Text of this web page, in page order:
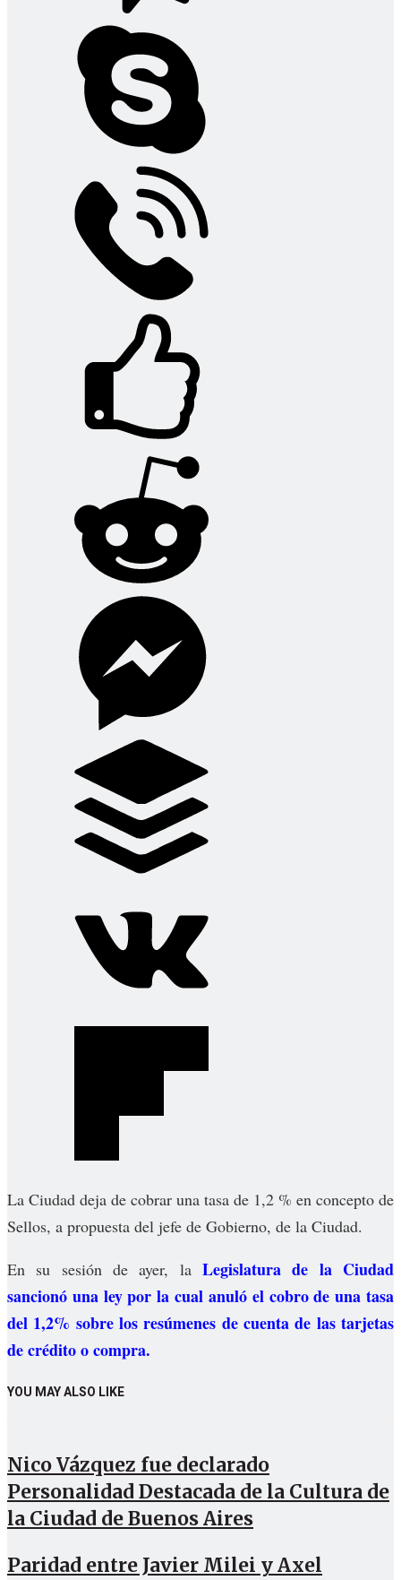
La Ciudad deja de cobrar una tasa de 1,2 % en concepto de
Sellos, a propuesta del jefe de Gobierno, de la Ciudad.
En su sesión de ayer, la Legislatura de la Ciudad
sancionó una ley por la cual anuló el cobro de una tasa
del 1,2% sobre los resúmenes de cuenta de las tarjetas
de crédito o compra.
YOU MAY ALSO LIKE
Nico Vázquez fue declarado
Personalidad Destacada de la Cultura de
la Ciudad de Buenos Aires
Paridad entre Javier Milei y Axel